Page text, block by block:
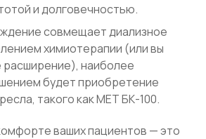
и долговечностью.
совмещает диализное
химиотерапии (или вы
расширение), наиболее
будет приобретение
такого как МЕТ БК-100.
ваших пациентов — это